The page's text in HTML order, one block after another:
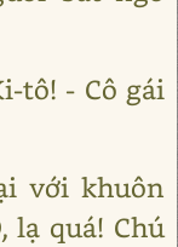
tô! - Cô gái
với khuôn
lạ quá! Chú